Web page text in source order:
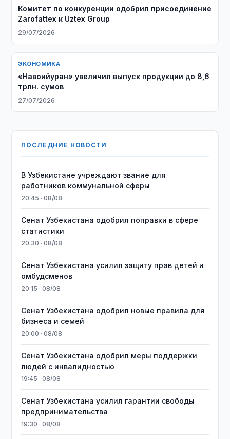
Комитет по конкуренции одобрил присоединение
Zarofattex к Uztex Group
29/07/2026
ЭКОНОМИКА
«Навоийуран» увеличил выпуск продукции до 8,6
трлн. сумов
27/07/2026
ПОСЛЕДНИЕ НОВОСТИ
В Узбекистане учреждают звание для
работников коммунальной сферы
20:45 · 08/08
Сенат Узбекистана одобрил поправки в сфере
статистики
20:30 · 08/08
Сенат Узбекистана усилил защиту прав детей и
омбудсменов
20:15 · 08/08
Сенат Узбекистана одобрил новые правила для
бизнеса и семей
20:00 · 08/08
Сенат Узбекистана одобрил меры поддержки
людей с инвалидностью
19:45 · 08/08
Сенат Узбекистана усилил гарантии свободы
предпринимательства
19:30 · 08/08